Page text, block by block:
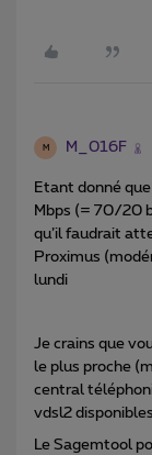
M M_016F
Etant donné
Mbps (= 70/20
qu’il faudrait
Proximus
lundi
Je crains que
le plus proche
central
vdsl2
Le Sagemtool